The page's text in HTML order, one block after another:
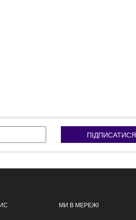
ПІДПИСАТИСЯ
МИ В МЕРЕЖІ